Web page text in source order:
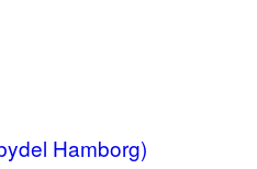
Hamborg)